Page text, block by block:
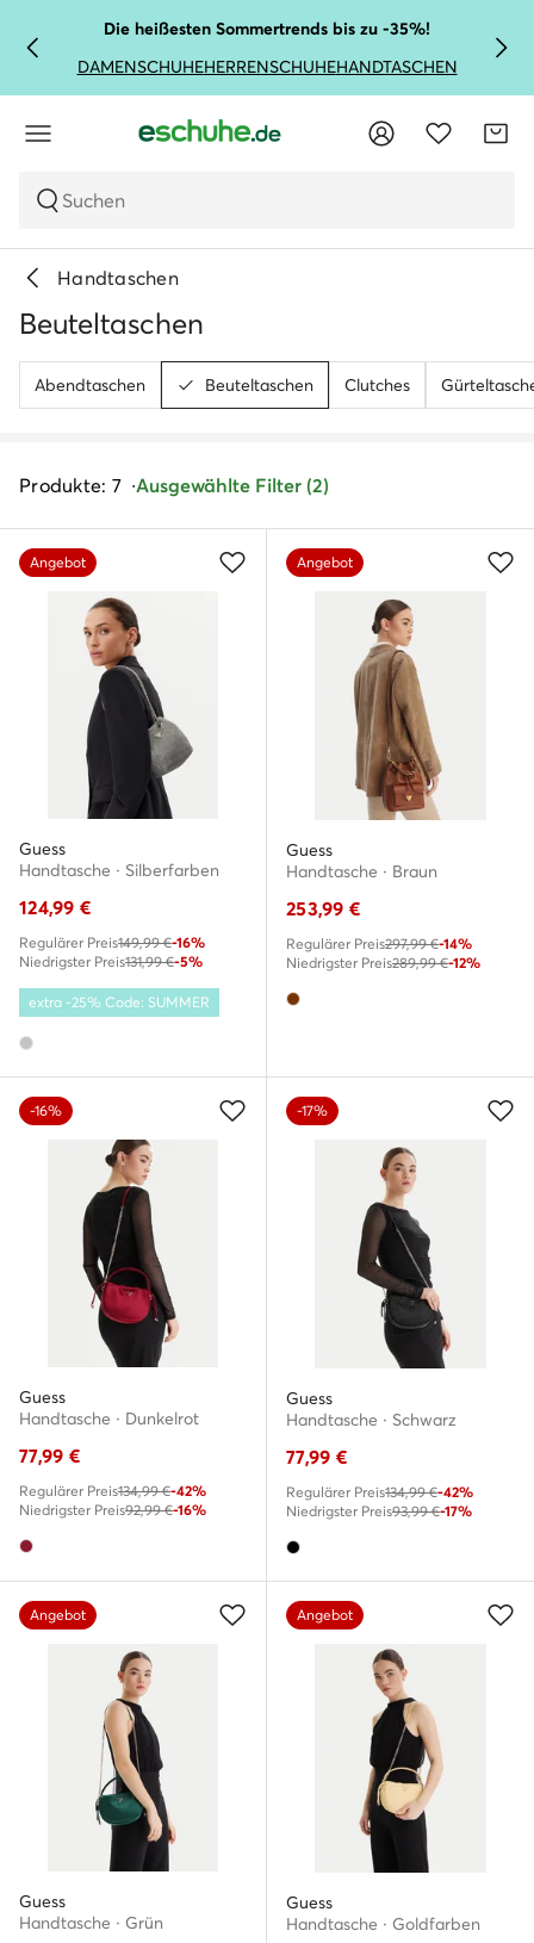
Die heißesten Sommertrends bis zu -35%!
DAMENSCHUHEHERRENSCHUHEHANDTASCHEN
Suchen
Handtaschen
Beuteltaschen
Abendtaschen Beuteltaschen Clutches
Produkte: 7 Ausgewählte Filter (2)
Angebot
Guess
Handtasche · Silberfarben
124,99 €
Regulärer Preis149,99 €-16%
Niedrigster Preis131,99 €-5%
extra -25% Code: SUMMER
Angebot
Guess
Handtasche · Braun
253,99 €
Regulärer Preis297,99 €-14%
Niedrigster Preis289,99 €-12%
-16%
Guess
Handtasche · Dunkelrot
77,99 €
Regulärer Preis134,99 €-42%
Niedrigster Preis92,99 €-16%
-17%
Guess
Handtasche · Schwarz
77,99 €
Regulärer Preis134,99 €-42%
Niedrigster Preis93,99 €-17%
Angebot
Guess
Handtasche · Grün
Angebot
Guess
Handtasche · Goldfarben